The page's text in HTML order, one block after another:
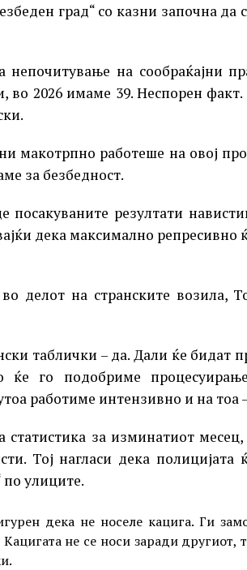
град“ со казни започна
непочитување на сообраќајни
во 2026 имаме 39. Неспорен
макотрпно работеше на овој
за безбедност.
резултати
дека максимално репресивно
делот на странските возила,
таблички – да. Дали ќе бидат
го подобриме
работиме интензивно и на тоа
статистика за изминатиот
Тој нагласи дека полицијата
по улиците.
дека не носеле кацига. Ги
не се носи заради другиот,